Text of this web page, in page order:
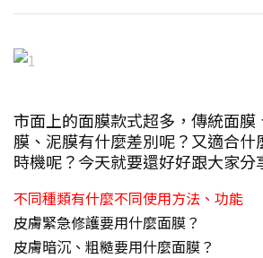
市面上的面膜款式超多，傳統面膜
膜、泥膜有什麼差別呢？又適合什
時機呢？今天就要還好好跟大家分
不同種類有什麼不同使用方法、功能
皮膚緊急修護要用什麼面膜？
皮膚暗沉、粗糙要用什麼面膜？